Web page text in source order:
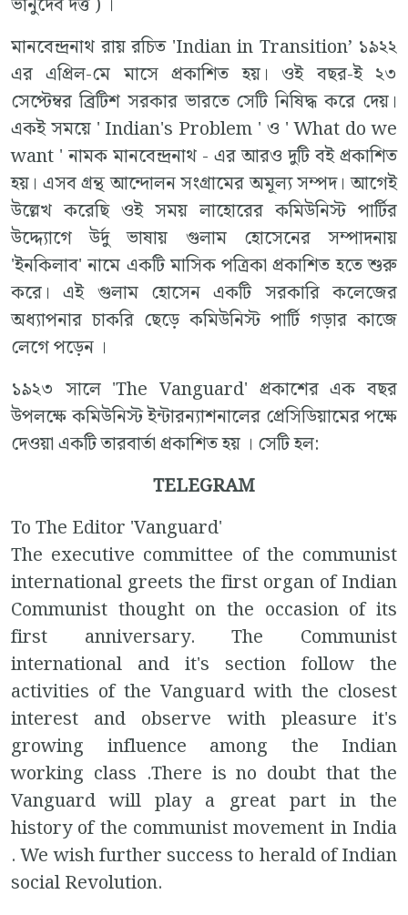
মানবেন্দ্রনাথ রায় রচিত 'Indian in Transition’ ১৯২২
এর এপ্রিল-মে মাসে প্রকাশিত হয়। ওই বছর-ই ২৩
সেপ্টেম্বর ব্রিটিশ সরকার ভারতে সেটি নিষিদ্ধ করে দেয়।
একই সময়ে ' Indian's Problem ' ও ' What do we
want ' নামক মানবেন্দ্রনাথ - এর আরও দুটি বই প্রকাশিত
হয়। এসব গ্রন্থ আন্দোলন সংগ্রামের অমূল‍্য সম্পদ। আগেই
উল্লেখ করেছি ওই সময় লাহোরের কমিউনিস্ট পার্টির
উদ্দ‍্যোগে উর্দু ভাষায় গুলাম হোসেনের সম্পাদনায়
'ইনকিলাব' নামে একটি মাসিক পত্রিকা প্রকাশিত হতে শুরু
করে। এই গুলাম হোসেন একটি সরকারি কলেজের
অধ‍্যাপনার চাকরি ছেড়ে কমিউনিস্ট পার্টি গড়ার কাজে
লেগে পড়েন ।
১৯২৩ সালে 'The Vanguard' প্রকাশের এক বছর
উপলক্ষে কমিউনিস্ট ইন্টারন্যাশনালের প্রেসিডিয়ামের পক্ষে
দেওয়া একটি তারবার্তা প্রকাশিত হয় । সেটি হল:
TELEGRAM
To The Editor 'Vanguard'
The executive committee of the communist
international greets the first organ of Indian
Communist thought on the occasion of its
first anniversary. The Communist
international and it's section follow the
activities of the Vanguard with the closest
interest and observe with pleasure it's
growing influence among the Indian
working class .There is no doubt that the
Vanguard will play a great part in the
history of the communist movement in India
. We wish further success to herald of Indian
social Revolution.